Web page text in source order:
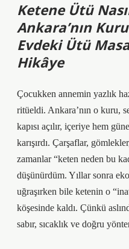
Ketene Ütü
Ankara’nın
Evdeki Ütü
Hikâye
Çocukken annemin yazlık
ritüeldi. Ankara’nın o kuru,
kapısı açılır, içeriye hem
karışırdı. Çarşaflar,
zamanlar “keten neden bu
düşünürdüm. Yıllar sonra
uğraşırken bile ketenin o
köşesinde kaldı. Çünkü
sabır, sıcaklık ve doğru